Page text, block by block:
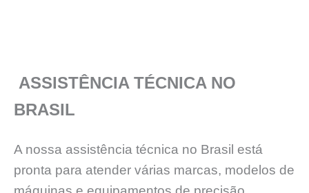
ASSISTÊNCIA TÉCNICA NO
BRASIL
A nossa assistência técnica no Brasil está
pronta para atender várias marcas, modelos de